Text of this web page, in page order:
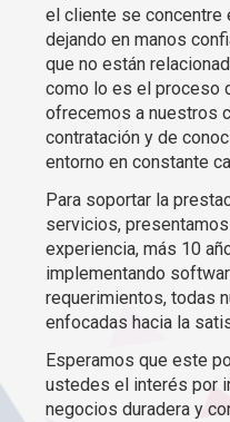
el cliente se concentre
dejando en manos
que no están
como lo es el proceso
ofrecemos a nuestros
contratación y de
entorno en constante
Para soportar la
servicios,
experiencia, más 10
implementando
requerimientos, todas
enfocadas hacia la
Esperamos que este
ustedes el interés por
negocios duradera y